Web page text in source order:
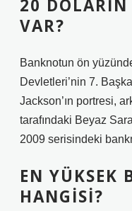
20
VAR?
Banknotun ön
Devletleri’nin 7.
Jackson’ın portresi,
tarafındaki Beyaz
2009 serisindeki
EN YÜKSEK
HANGISI?